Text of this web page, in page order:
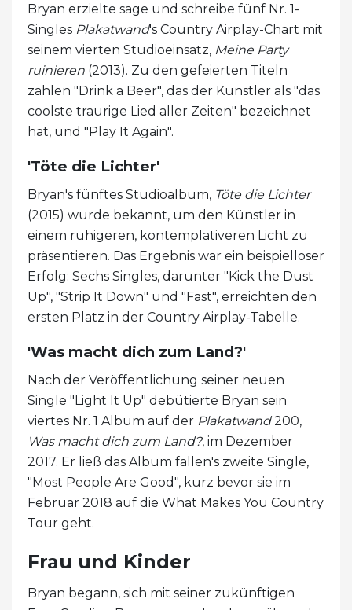
Bryan erzielte sage und schreibe fünf Nr. 1-
Singles Plakatwand's Country Airplay-Chart mit
seinem vierten Studioeinsatz, Meine Party
ruinieren (2013). Zu den gefeierten Titeln
zählen "Drink a Beer", das der Künstler als "das
coolste traurige Lied aller Zeiten" bezeichnet
hat, und "Play It Again".
'Töte die Lichter'
Bryan's fünftes Studioalbum, Töte die Lichter
(2015) wurde bekannt, um den Künstler in
einem ruhigeren, kontemplativeren Licht zu
präsentieren. Das Ergebnis war ein beispielloser
Erfolg: Sechs Singles, darunter "Kick the Dust
Up", "Strip It Down" und "Fast", erreichten den
ersten Platz in der Country Airplay-Tabelle.
'Was macht dich zum Land?'
Nach der Veröffentlichung seiner neuen
Single "Light It Up" debütierte Bryan sein
viertes Nr. 1 Album auf der Plakatwand200,
Was macht dich zum Land?, im Dezember
2017. Er ließ das Album fallen's zweite Single,
"Most People Are Good", kurz bevor sie im
Februar 2018 auf die What Makes You Country
Tour geht.
Frau und Kinder
Bryan begann, sich mit seiner zukünftigen